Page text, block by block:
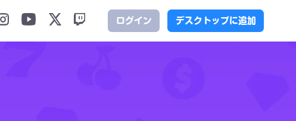
ログイン デスクトップに追加